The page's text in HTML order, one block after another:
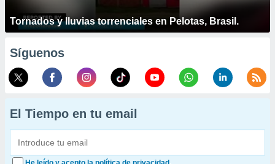
Tornados y lluvias torrenciales en Pelotas, Brasil.
Síguenos
El Tiempo en tu email